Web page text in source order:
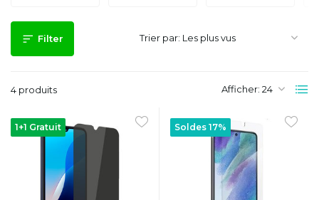
Filter
4 produits Afficher:
Trier par:
1+1 Gratuit Soldes 17%